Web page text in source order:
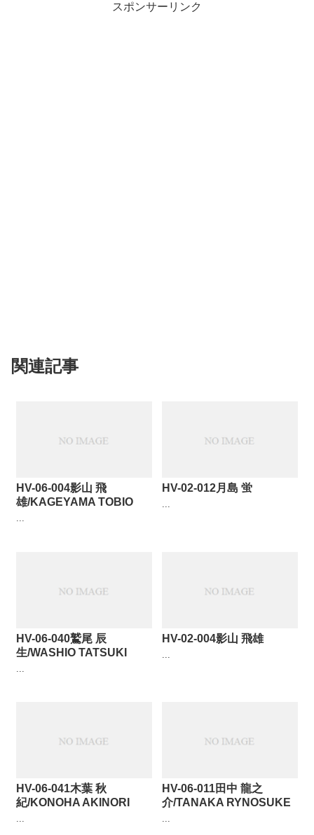
スポンサーリンク
関連記事
HV-06-004影山 飛
雄/KAGEYAMA TOBIO
HV-02-012月島 蛍
HV-06-040鷲尾 辰
生/WASHIO TATSUKI
HV-02-004影山 飛雄
HV-06-041木葉 秋
紀/KONOHA AKINORI
...
HV-06-011田中 龍之
介/TANAKA RYNOSUKE
...